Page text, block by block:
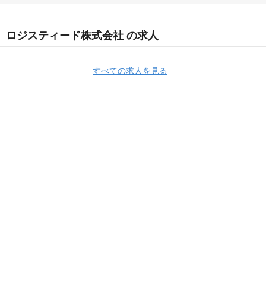
ロジスティード株式会社 の求人
すべての求人を見る